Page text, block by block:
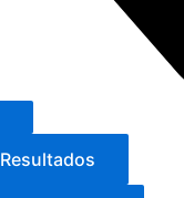
Resultados